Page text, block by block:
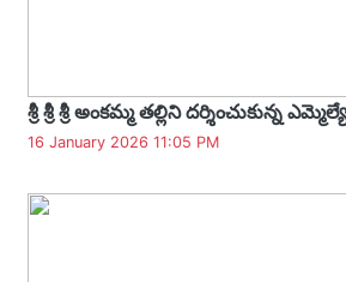
శ్రీ శ్రీ శ్రీ అంకమ్మ తల్లిని దర్శించుకున్న
16 January 2026 11:05 PM